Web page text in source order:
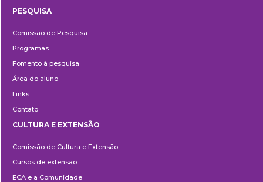
PESQUISA
Comissão de Pesquisa
Programas
Fomento à pesquisa
Área do aluno
Links
Contato
e
Extensão
CULTURA E EXTENSÃO
Comissão de Cultura e Extensão
Cursos de extensão
ECA e a Comunidade